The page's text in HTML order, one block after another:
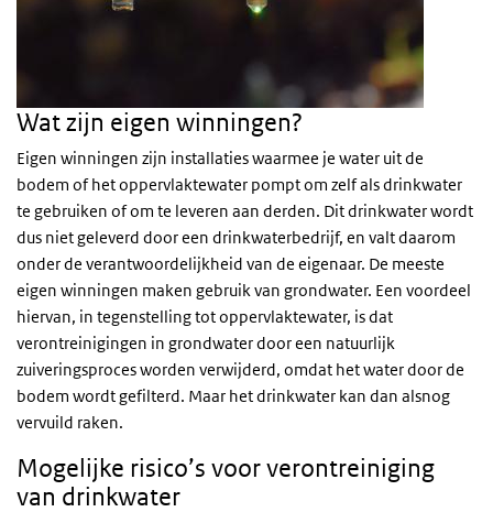
Wat zijn eigen winningen?
Eigen winningen zijn installaties waarmee je water uit de
bodem of het oppervlaktewater pompt om zelf als drinkwater
te gebruiken of om te leveren aan derden. Dit drinkwater wordt
dus niet geleverd door een drinkwaterbedrijf, en valt daarom
onder de verantwoordelijkheid van de eigenaar. De meeste
eigen winningen maken gebruik van grondwater. Een voordeel
hiervan, in tegenstelling tot oppervlaktewater, is dat
verontreinigingen in grondwater door een natuurlijk
zuiveringsproces worden verwijderd, omdat het water door de
bodem wordt gefilterd. Maar het drinkwater kan dan alsnog
vervuild raken.
Mogelijke risico’s voor verontreiniging
van drinkwater